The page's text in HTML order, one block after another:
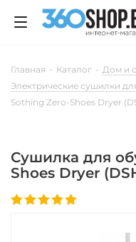
Главная - Каталог - Дом и
Электрические сушилки
Sothing Zero-Shoes Dryer
Сушилка для
Shoes Dryer